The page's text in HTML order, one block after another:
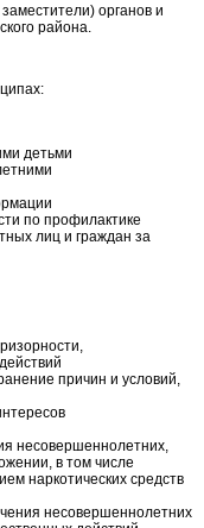
органов и
района.
детьми
по профилактике
лиц и граждан за
причин и условий,
несовершеннолетних,
в том числе
наркотических средств
несовершеннолетних